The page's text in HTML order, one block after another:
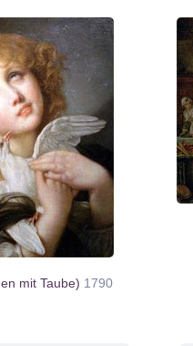
mit Taube) 1790